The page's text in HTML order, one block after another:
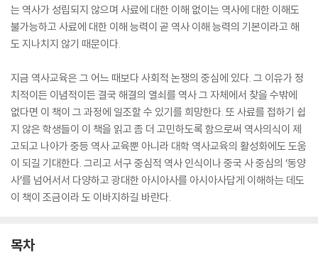
는 역사가 성립되지 않으며 사료에 대한 이해 없이는 역사에 대한 이해도
불가능하고 사료에 대한 이해 능력이 곧 역사 이해 능력의 기본이라고 해
도 지나치지 않기 때문이다.
지금 역사교육은 그 어느 때보다 사회적 논쟁의 중심에 있다. 그 이유가 정
치적이든 이념적이든 결국 해결의 열쇠를 역사 그 자체에서 찾을 수밖에
없다면 이 책이 그 과정에 일조할 수 있기를 희망한다. 또 사료를 접하기 쉽
지 않은 학생들이 이 책을 읽고 좀 더 고민하도록 함으로써 역사의식이 제
고되고 나아가 중등 역사 교육뿐 아니라 대학 역사교육의 활성화에도 도움
이 되길 기대한다. 그리고 서구 중심적 역사 인식이나 중국 사 중심의 ‘동양
사’를 넘어서서 다양하고 광대한 아시아사를 아시아사답게 이해하는 데도
이 책이 조금이라 도 이바지하길 바란다.
목차